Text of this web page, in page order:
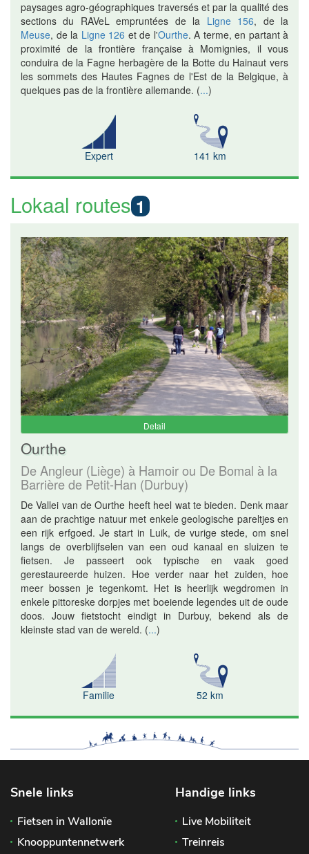
paysages agro-géographiques traversés et par la qualité des
sections du RAVeL empruntées de la Ligne 156, de la
Meuse, de la Ligne 126 et de l'Ourthe. A terme, en partant à
proximité de la frontière française à Momignies, il vous
conduira de la Fagne herbagère de la Botte du Hainaut vers
les sommets des Hautes Fagnes de l'Est de la Belgique, à
quelques pas de la frontière allemande. (...)
Expert 141 km
Lokaal routes 1
Detail
Ourthe
De Angleur (Liège) à Hamoir ou De Bomal à la
Barrière de Petit-Han (Durbuy)
De Vallei van de Ourthe heeft heel wat te bieden. Denk maar
aan de prachtige natuur met enkele geologische pareltjes en
een rijk erfgoed. Je start in Luik, de vurige stede, om snel
langs de overblijfselen van een oud kanaal en sluizen te
fietsen. Je passeert ook typische en vaak goed
gerestaureerde huizen. Hoe verder naar het zuiden, hoe
meer bossen je tegenkomt. Het is heerlijk wegdromen in
enkele pittoreske dorpjes met boeiende legendes uit de oude
doos. Jouw fietstocht eindigt in Durbuy, bekend als de
kleinste stad van de wereld. (...)
Familie 52 km
Snele links
Fietsen in Wallonïe
Knooppuntennetwerk
Handige links
Live Mobiliteit
Treinreis